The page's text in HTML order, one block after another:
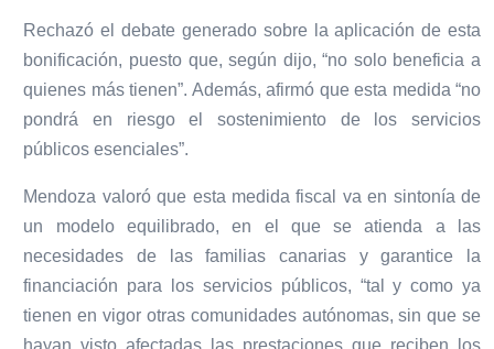
Rechazó el debate generado sobre la aplicación de esta
bonificación, puesto que, según dijo, “no solo beneficia a
quienes más tienen”. Además, afirmó que esta medida “no
pondrá en riesgo el sostenimiento de los servicios
públicos esenciales”.
Mendoza valoró que esta medida fiscal va en sintonía de
un modelo equilibrado, en el que se atienda a las
necesidades de las familias canarias y garantice la
financiación para los servicios públicos, “tal y como ya
tienen en vigor otras comunidades autónomas, sin que se
hayan visto afectadas las prestaciones que reciben los